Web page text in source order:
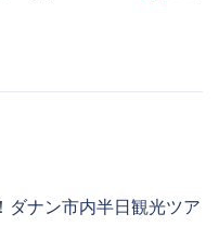
ダナン市内半日観光ツア